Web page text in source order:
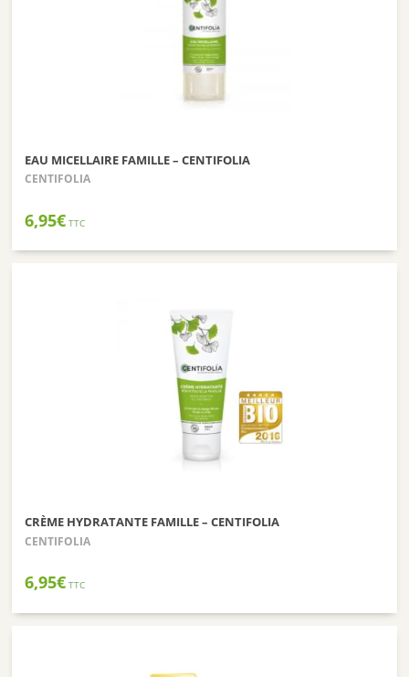
EAU MICELLAIRE FAMILLE – CENTIFOLIA
CENTIFOLIA
6,95€ TTC
CRÈME HYDRATANTE FAMILLE – CENTIFOLIA
CENTIFOLIA
6,95€ TTC